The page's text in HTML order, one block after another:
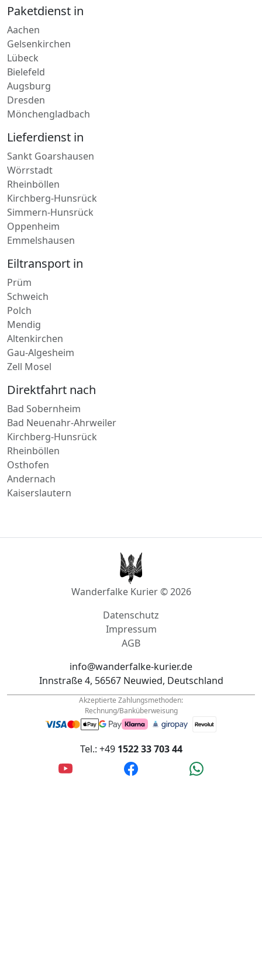
Niederlande
Bayern
Paketdienst in
Aachen
Gelsenkirchen
Lübeck
Bielefeld
Dresden
Mönchengladbach
Lieferdienst in
Sankt Goarshausen
Wörrstadt
Rheinböllen
Kirchberg-Hunsrück
Oppenheim
Emmelshausen
Eiltransport in
Prüm
Schweich
Polch
Mendig
Gau-Algesheim
Zell Mosel
Direktfahrt nach
Bad Sobernheim
Bad Neuenahr-Ahrweiler
Kirchberg-Hunsrück
Rheinböllen
Kaiserslautern
Wanderfalke Kurier © 2026
Impressum
AGB
info@wanderfalke-kurier.de
Innstraße 4, 56567 Neuwied, Deutschland
Rechnung/Banküberweisung